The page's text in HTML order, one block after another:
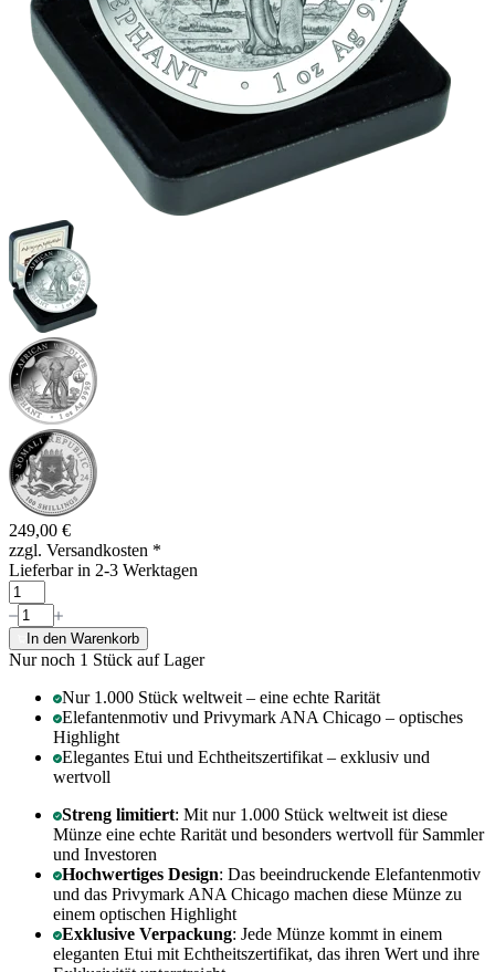
249,00 €
zzgl. Versandkosten *
Lieferbar in 2-3 Werktagen
In den Warenkorb
Nur noch 1 Stück auf Lager
Nur 1.000 Stück weltweit – eine echte Rarität
Elefantenmotiv und Privymark ANA Chicago – optisches
Highlight
Elegantes Etui und Echtheitszertifikat – exklusiv und
wertvoll
Streng limitiert: Mit nur 1.000 Stück weltweit ist diese
Münze eine echte Rarität und besonders wertvoll für Sammler
und Investoren
Hochwertiges Design: Das beeindruckende Elefantenmotiv
und das Privymark ANA Chicago machen diese Münze zu
einem optischen Highlight
Exklusive Verpackung: Jede Münze kommt in einem
eleganten Etui mit Echtheitszertifikat, das ihren Wert und ihre